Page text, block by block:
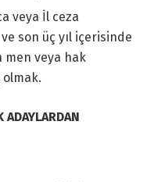
veya İl ceza
son üç yıl içerisinde
men veya hak
olmak.
ADAYLARDAN